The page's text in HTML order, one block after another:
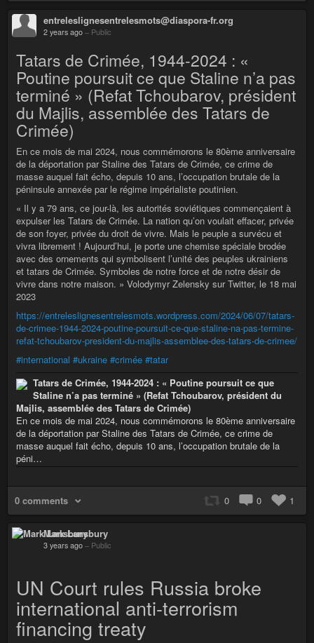
entreleslignesentrelesmots@diaspora-fr.org
2 years ago – Public
Tatars de Crimée, 1944-2024 : «
Poutine poursuit ce que Staline n’a pas
terminé » (Refat Tchoubarov, président
du Majlis, assemblée des Tatars de
Crimée)
En ce mois de mai 2024, nous commémorons le 80ème anniversaire
de la déportation par Staline des Tatars de Crimée, ce crime de
masse auquel fait écho, depuis 10 ans, l’occupation brutale de la
péninsule annexée par le régime impérialiste poutinien.
« Il y a 79 ans, ce jour-là, les autorités soviétiques commençaient à
expulser les Tatars de Crimée. La nation qu’on voulait effacer, privée
de son foyer, privée du droit de vivre. Mais le peuple a survécu et
vivra librement ! Aujourd’hui, je porte une chemise spéciale brodée
avec des ornements qui symbolisent l’unité des peuples ukrainiens
et tatars de Crimée. Symboles de notre force et de notre désir de
vivre dans notre maison. » Volodymyr Zelensky sur Twitter, le 18 mai
2023
https://entreleslignesentrelesmots.wordpress.com/2024/06/07/tatars-
de-crimee-1944-2024-poutine-poursuit-ce-que-staline-na-pas-termine-
refat-tchoubarov-president-du-majlis-assemblee-des-tatars-de-crimee/
#international #ukraine #crimée #tatar
Tatars de Crimée, 1944-2024 : « Poutine poursuit ce que
Staline n’a pas terminé » (Refat Tchoubarov, président du
Majlis, assemblée des Tatars de Crimée)
En ce mois de mai 2024, nous commémorons le 80ème anniversaire
de la déportation par Staline des Tatars de Crimée, ce crime de
masse auquel fait écho, depuis 10 ans, l’occupation brutale de la
péni…
0 comments 0 0 1
Mark Lansbury
3 years ago – Public
UN Court rules Russia broke
international anti-terrorism
financing treaty